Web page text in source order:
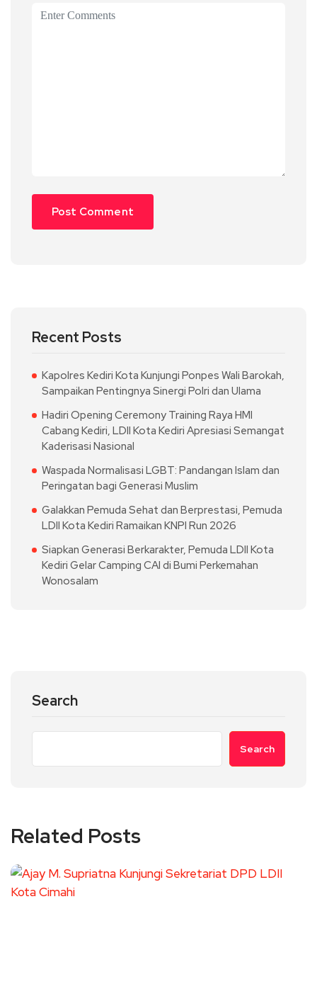
Recent Posts
Kapolres Kediri Kota Kunjungi Ponpes Wali Barokah,
Sampaikan Pentingnya Sinergi Polri dan Ulama
Hadiri Opening Ceremony Training Raya HMI
Cabang Kediri, LDII Kota Kediri Apresiasi Semangat
Kaderisasi Nasional
Waspada Normalisasi LGBT: Pandangan Islam dan
Peringatan bagi Generasi Muslim
Galakkan Pemuda Sehat dan Berprestasi, Pemuda
LDII Kota Kediri Ramaikan KNPI Run 2026
Siapkan Generasi Berkarakter, Pemuda LDII Kota
Kediri Gelar Camping CAI di Bumi Perkemahan
Wonosalam
Search
Search
Related Posts